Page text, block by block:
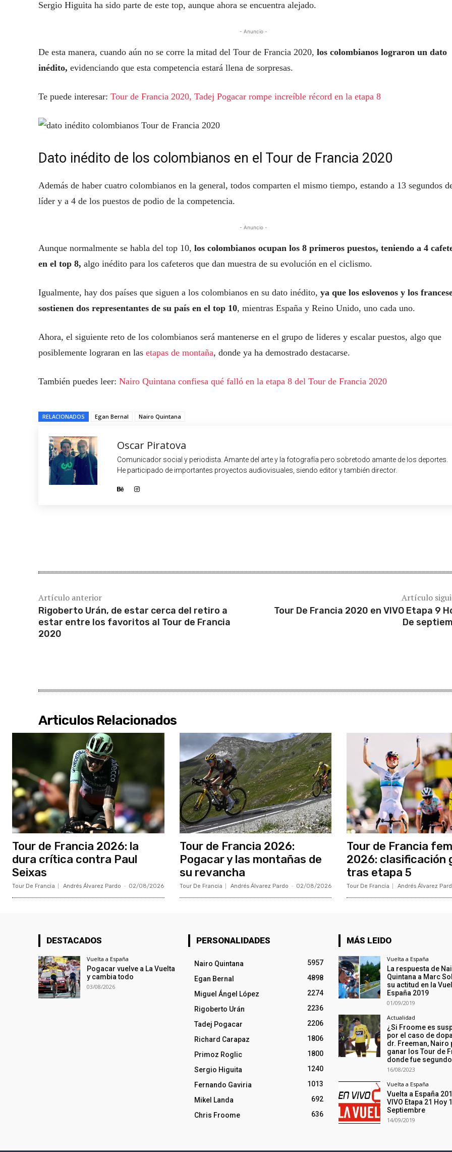
Sergio Higuita ha sido parte de este top, aunque ahora se encuentra alejado.
- Anuncio -
De esta manera, cuando aún no se corre la mitad del Tour de Francia 2020, los colombianos lograron un dato
inédito, evidenciando que esta competencia estará llena de sorpresas.
Te puede interesar: Tour de Francia 2020, Tadej Pogacar rompe increíble récord en la etapa 8
Dato inédito de los colombianos en el Tour de Francia 2020
Además de haber cuatro colombianos en la general, todos comparten el mismo tiempo, estando a 13 segundos
líder y a 4 de los puestos de podio de la competencia.
- Anuncio -
Aunque normalmente se habla del top 10, los colombianos ocupan los 8 primeros puestos, teniendo a 4
en el top 8, algo inédito para los cafeteros que dan muestra de su evolución en el ciclismo.
Igualmente, hay dos países que siguen a los colombianos en su dato inédito, ya que los eslovenos y los
sostienen dos representantes de su país en el top 10, mientras España y Reino Unido, uno cada uno.
Ahora, el siguiente reto de los colombianos será mantenerse en el grupo de lideres y escalar puestos, algo que
posiblemente lograran en las etapas de montaña, donde ya ha demostrado destacarse.
También puedes leer: Nairo Quintana confiesa qué falló en la etapa 8 del Tour de Francia 2020
RELACIONADOS Egan Bernal Nairo Quintana
Oscar Piratova
Comunicador social y periodista. Amante del arte y la fotografía pero sobretodo amante de los deportes.
He participado de importantes proyectos audiovisuales, siendo editor y también director.
Artículo anterior
Rigoberto Urán, de estar cerca del retiro a
estar entre los favoritos al Tour de Francia
2020
Artículo
Tour De Francia 2020 en VIVO Etapa 9
De
Articulos Relacionados
Tour de Francia 2026: la
dura crítica contra Paul
Seixas
Tour De Francia Andrés Álvarez Pardo - 02/08/2026
Tour de Francia 2026:
Pogacar y las montañas de
su revancha
Tour De Francia Andrés Álvarez Pardo - 02/08/2026
Tour de Francia
2026: clasificación
tras etapa 5
Tour De Francia Andrés Álvarez
DESTACADOS
Vuelta a España
Pogacar vuelve a La Vuelta
y cambia todo
03/08/2026
PERSONALIDADES
Nairo Quintana
5957
Egan Bernal
4898
Miguel Ángel López
2274
Rigoberto Urán
2236
Tadej Pogacar
2206
Richard Carapaz
1806
Primoz Roglic
1800
Sergio Higuita
1240
Fernando Gaviria
1013
Mikel Landa
692
Chris Froome
636
MÁS LEIDO
Vuelta a España
La respuesta de
Quintana a Marc
su actitud en la
España 2019
01/09/2019
Actualidad
¿Si Froome es
por el caso de
dr. Freeman, Nairo
ganar los Tour de
donde fue
16/08/2023
Vuelta a España
Vuelta a España
VIVO Etapa 21 Hoy
Septiembre
14/09/2019